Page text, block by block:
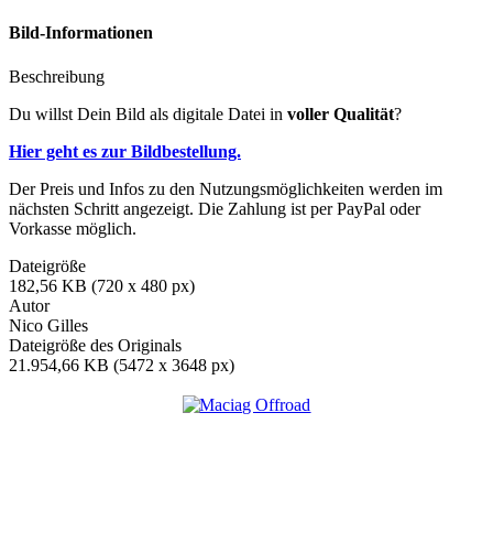
Bild-Informationen
Beschreibung
Du willst Dein Bild als digitale Datei in voller Qualität?
Hier geht es zur Bildbestellung.
Der Preis und Infos zu den Nutzungsmöglichkeiten werden im
nächsten Schritt angezeigt. Die Zahlung ist per PayPal oder
Vorkasse möglich.
Dateigröße
182,56 KB (720 x 480 px)
Autor
Nico Gilles
Dateigröße des Originals
21.954,66 KB (5472 x 3648 px)